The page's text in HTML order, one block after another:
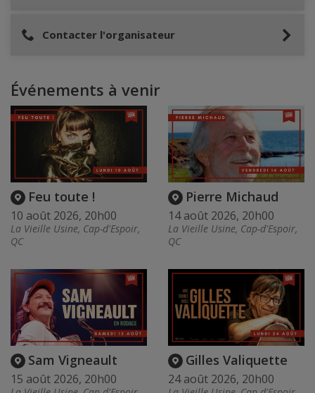
Contacter l'organisateur
Événements à venir
Feu toute !
10 août 2026, 20h00
La Vieille Usine, Cap-d'Espoir,
QC
Pierre Michaud
14 août 2026, 20h00
La Vieille Usine, Cap-d'Espoir,
QC
Sam Vigneault
15 août 2026, 20h00
Gilles Valiquette
24 août 2026, 20h00